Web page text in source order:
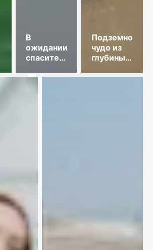
В
ожидании
спасительного
Подземное
чудо из
глубины